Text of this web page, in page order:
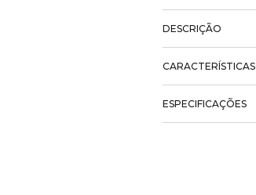
DESCRIÇÃO
CARACTERÍSTICAS
ESPECIFICAÇÕES